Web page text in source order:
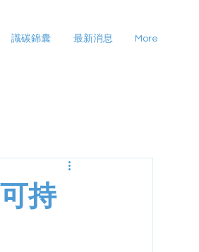
識碳錦囊 最新消息 More
持